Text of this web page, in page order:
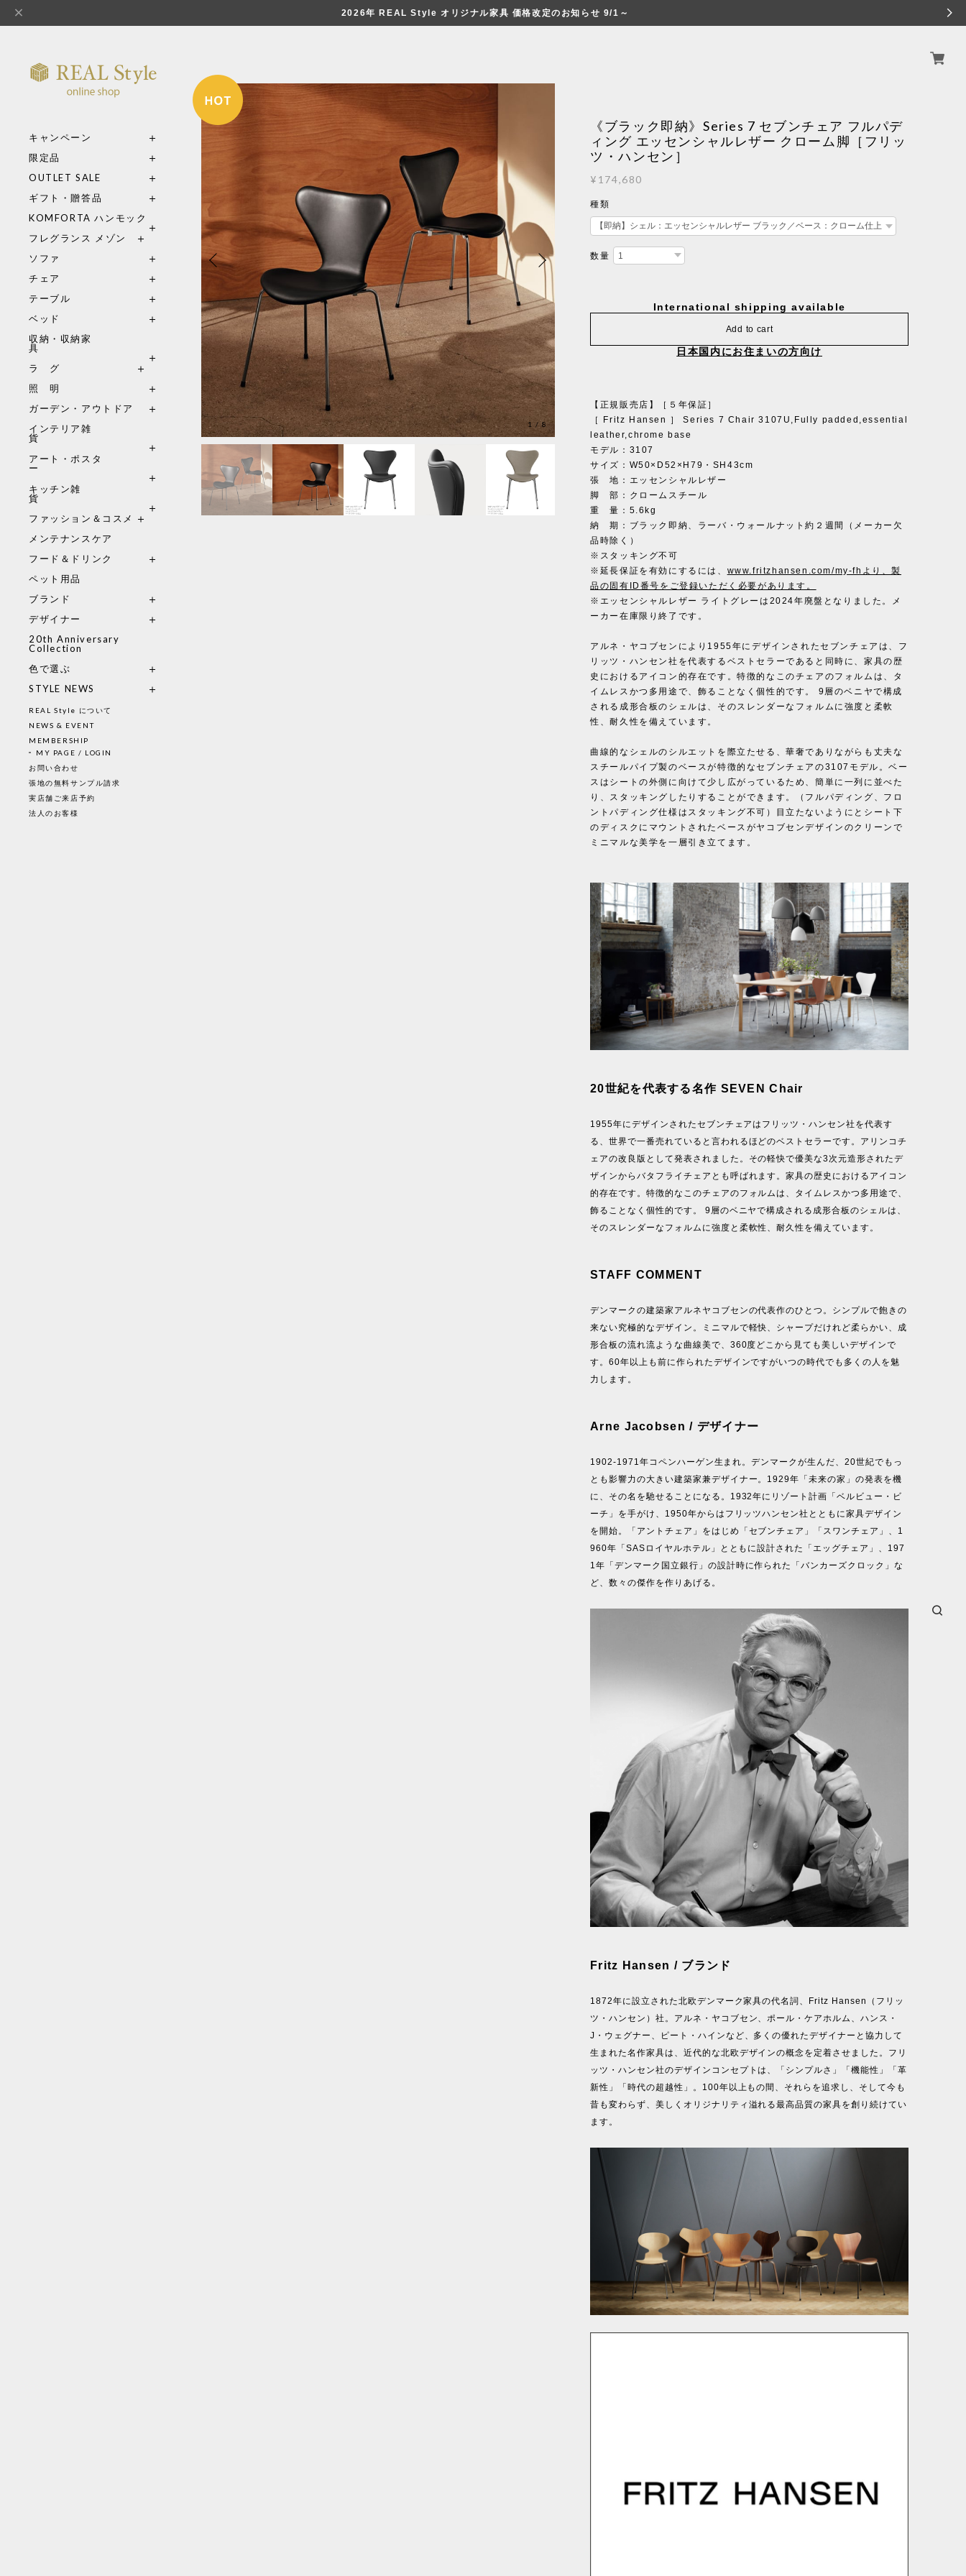
2026年 REAL Style オリジナル家具 価格改定のお知らせ 9/1～
キャンペーン
限定品
OUTLET SALE
ギフト・贈答品
KOMFORTA ハンモック
フレグランス メゾン
ソファ
チェア
テーブル
ベッド
収納・収納家
具
ラ グ
照 明
ガーデン・アウトドア
インテリア雑
貨
アート・ポスタ
ー
キッチン雑
貨
ファッション＆コスメ
メンテナンスケア
フード＆ドリンク
ペット用品
ブランド
デザイナー
20th Anniversary
Collection
色で選ぶ
STYLE NEWS
REAL Style について
NEWS & EVENT
MEMBERSHIP
MY PAGE / LOGIN
お問い合わせ
張地の無料サンプル請求
実店舗ご来店予約
法人のお客様
1 /8
《ブラック即納》Series 7 セブンチェア フルパデ
ィング エッセンシャルレザー クローム脚［フリッ
ツ・ハンセン］
¥174,680
種類
数量
International shipping available
Add to cart
日本国内にお住まいの方向け
【正規販売店】［５年保証］
［ Fritz Hansen ］ Series 7 Chair 3107U,Fully padded,essential
leather,chrome base
モデル：3107
サイズ：W50×D52×H79・SH43cm
張 地：エッセンシャルレザー
脚 部：クロームスチール
重 量：5.6kg
納 期：ブラック即納、ラーバ・ウォールナット約２週間（メーカー欠
品時除く）
※スタッキング不可
※延長保証を有効にするには、 www.fritzhansen.com/my-fhより、製
品の固有ID番号をご登録いただく必要があります。
※エッセンシャルレザー ライトグレーは2024年廃盤となりました。メ
ーカー在庫限り終了です。
アルネ・ヤコブセンにより1955年にデザインされたセブンチェアは、フ
リッツ・ハンセン社を代表するベストセラーであると同時に、家具の歴
史におけるアイコン的存在です。特徴的なこのチェアのフォルムは、タ
イムレスかつ多用途で、飾ることなく個性的です。 9層のベニヤで構成
される成形合板のシェルは、そのスレンダーなフォルムに強度と柔軟
性、耐久性を備えています。
曲線的なシェルのシルエットを際立たせる、華奢でありながらも丈夫な
スチールパイプ製のベースが特徴的なセブンチェアの3107モデル。ベー
スはシートの外側に向けて少し広がっているため、簡単に一列に並べた
り、スタッキングしたりすることができます。（フルパディング、フロ
ントパディング仕様はスタッキング不可）目立たないようにとシート下
のディスクにマウントされたベースがヤコブセンデザインのクリーンで
ミニマルな美学を一層引き立てます。
20世紀を代表する名作 SEVEN Chair
1955年にデザインされたセブンチェアはフリッツ・ハンセン社を代表す
る、世界で一番売れていると言われるほどのベストセラーです。アリンコチ
ェアの改良版として発表されました。その軽快で優美な3次元造形されたデ
ザインからバタフライチェアとも呼ばれます。家具の歴史におけるアイコン
的存在です。特徴的なこのチェアのフォルムは、タイムレスかつ多用途で、
飾ることなく個性的です。 9層のベニヤで構成される成形合板のシェルは、
そのスレンダーなフォルムに強度と柔軟性、耐久性を備えています。
STAFF COMMENT
デンマークの建築家アルネヤコブセンの代表作のひとつ。シンプルで飽きの
来ない究極的なデザイン。ミニマルで軽快、シャープだけれど柔らかい、成
形合板の流れ流ような曲線美で、360度どこから見ても美しいデザインで
す。60年以上も前に作られたデザインですがいつの時代でも多くの人を魅
力します。
Arne Jacobsen / デザイナー
1902-1971年コペンハーゲン生まれ。デンマークが生んだ、20世紀でもっ
とも影響力の大きい建築家兼デザイナー。1929年「未来の家」の発表を機
に、その名を馳せることになる。1932年にリゾート計画「ベルビュー・ビ
ーチ」を手がけ、1950年からはフリッツハンセン社とともに家具デザイン
を開始。「アントチェア」をはじめ「セブンチェア」「スワンチェア」、1
960年「SASロイヤルホテル」とともに設計された「エッグチェア」、197
1年「デンマーク国立銀行」の設計時に作られた「バンカーズクロック」な
ど、数々の傑作を作りあげる。
Fritz Hansen / ブランド
1872年に設立された北欧デンマーク家具の代名詞、Fritz Hansen（フリッ
ツ・ハンセン）社。アルネ・ヤコブセン、ポール・ケアホルム、ハンス・
J・ウェグナー、ピート・ハインなど、多くの優れたデザイナーと協力して
生まれた名作家具は、近代的な北欧デザインの概念を定着させました。フリ
ッツ・ハンセン社のデザインコンセプトは、「シンプルさ」「機能性」「革
新性」「時代の超越性」。100年以上もの間、それらを追求し、そして今も
昔も変わらず、美しくオリジナリティ溢れる最高品質の家具を創り続けてい
ます。